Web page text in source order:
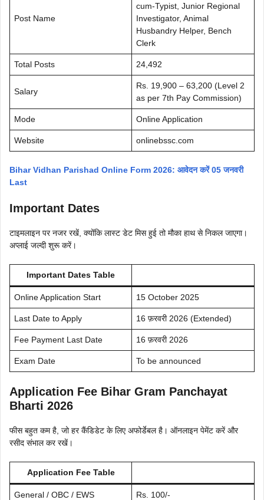
Post Name
cum-Typist, Junior Regional
Investigator, Animal
Husbandry Helper, Bench
Clerk
Total Posts 24,492
Salary
Rs. 19,900 – 63,200 (Level 2
as per 7th Pay Commission)
Mode Online Application
Website onlinebssc.com
Bihar Vidhan Parishad Online Form 2026: आवेदन करें 05 जनवरी
Last
Important Dates
टाइमलाइन पर नजर रखें, क्योंकि लास्ट डेट मिस हुई तो मौका हाथ से निकल जाएगा।
अप्लाई जल्दी शुरू करें।
Important Dates Table
Online Application Start 15 October 2025
Last Date to Apply 16 फ़रवरी 2026 (Extended)
Fee Payment Last Date 16 फ़रवरी 2026
Exam Date To be announced
Application Fee Bihar Gram Panchayat
Bharti 2026
फीस बहुत कम है, जो हर कैंडिडेट के लिए अफोर्डेबल है। ऑनलाइन पेमेंट करें और
रसीद संभाल कर रखें।
Application Fee Table
General / OBC / EWS Rs. 100/-